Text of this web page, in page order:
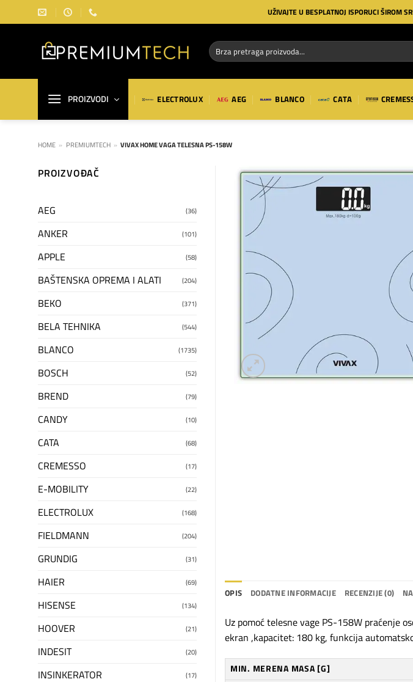
na
UŽIVAJTE U BESPLATNOJ ISPORUCI ŠIROM
Pretraga
za:
PROIZVODI ELECTROLUX AEG BLANCO CATA
HOME » PREMIUMTECH » VIVAX HOME VAGA TELESNA PS-158W
PROIZVOĐAČ
AEG (36)
ANKER (101)
APPLE (58)
BAŠTENSKA OPREMA I ALATI (204)
BEKO (371)
BELA TEHNIKA (544)
BLANCO (1735)
BOSCH (52)
BREND (79)
CANDY (10)
CATA (68)
CREMESSO (17)
E-MOBILITY (22)
ELECTROLUX (168)
FIELDMANN (204)
GRUNDIG (31)
HAIER (69)
HISENSE (134)
HOOVER (21)
INDESIT (20)
INSINKERATOR (17)
OPIS DODATNE INFORMACIJE RECENZIJE (0)
Uz pomoć telesne vage PS-158W praćenje
ekran ,kapacitet: 180 kg, funkcija
MIN. MERENA MASA [G]